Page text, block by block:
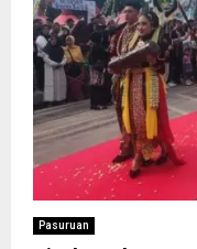
Pasuruan